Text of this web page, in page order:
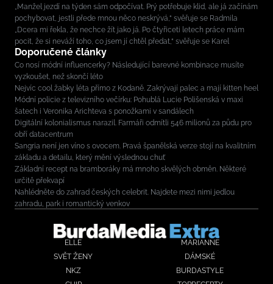
„Manžel jezdí na týden sám odpočívat. Prý potřebuje klid, ale já začínám
pochybovat, jestli přede mnou něco neskrývá,“ svěřuje se Radmila
„Dcera mi řekla, že nechce žít jako já. Po čtyřiceti letech práce mám
pocit, že si neváží toho, co jsem jí chtěl předat,“ svěřuje se Karel
Doporučené články
Co nosí módní influencerky? Následující barevné kombinace musíte
vyzkoušet, než skončí léto
Nejvíc cool žabky léta přímo z Kodaně. Zakrývají palec a mají kitten heel
Módní policie z televizního večírku: Pohublá Lucie Polišenská v maxi
šatech i Veronika Arichteva s ponožkami v sandálech
Digitální kolonialismus narazil. Farmáři odmítli 546 milionů za půdu pro
obří datacentrum
Sangria není jen víno s ovocem. Pravá španělská verze stojí na kvalitním
základu a detailu, který mění výslednou chuť
Základní recept na bramboráky má mnoho skvělých obměn. Některé
určitě překvapí
Nahlédněte do zahrad českých celebrit. Najdete mezi nimi jedlou
zahradu, park i romantický venkov
ELLE
MARIANNE
SVĚT ŽENY
DÁMSKÉ
NKZ
BURDASTYLE